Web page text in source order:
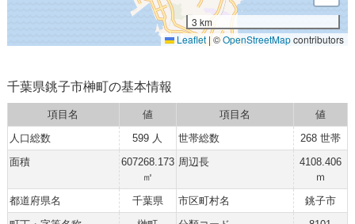
3 km
Leaflet | ©OpenStreetMapcontributors
千葉県銚子市榊町の基本情報
項目名 値 項目名
値
人口総数
599 人 世帯総数
268 世帯
面積
607268.173
㎡
周辺長
4108.406
ｍ
都道府県名
千葉県 市区町村名
銚子市